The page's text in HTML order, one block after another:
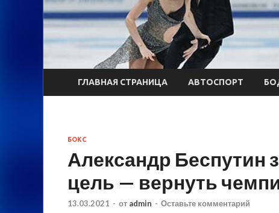
ГЛАВНАЯ СТРАНИЦА АВТОСПОРТ
БОКС
Александр Беспутин
цель — вернуть
13.03.2021 - от admin - Оставьте комментарий